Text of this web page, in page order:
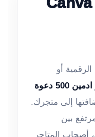
أو
500 دعوة
إلى متجرك.
بين
أصحاب المتاجر